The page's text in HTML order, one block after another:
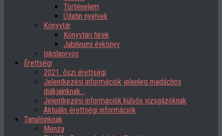
Történelem
Újlatin nyelvek
Könyvtár
Könyvtári hírek
Jubileumi évkönyv
Iskolaorvos
Érettségi
2021. őszi érettségi
Jelentkezési információk jelenleg madáchos
diákjainknak…
Jelentkezési információk külsős vizsgázóknak
Aktuális érettségi információk
Tanulóinknak
Menza